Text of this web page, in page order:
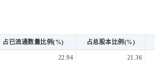
占已流通数量比例(%) 占总股本比例(%)
22.94 21.36